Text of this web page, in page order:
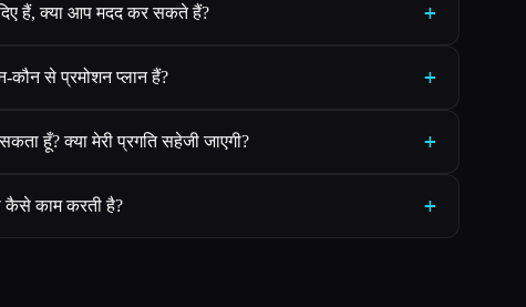
हैं, क्या आप मदद कर सकते हैं? +
से प्रमोशन प्लान हैं? +
हूँ? क्या मेरी प्रगति सहेजी जाएगी? +
कैसे काम करती है? +